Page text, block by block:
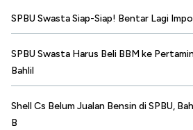
SPBU Swasta Siap-Siap! Bentar Lagi
SPBU Swasta Harus Beli BBM ke
Bahlil
Shell Cs Belum Jualan Bensin di SPBU,
B